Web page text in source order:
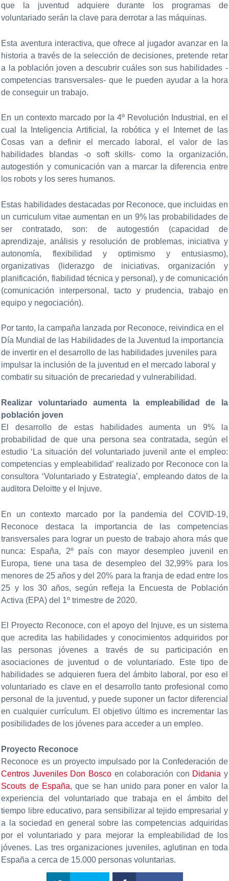
que la juventud adquiere durante los programas de
voluntariado serán la clave para derrotar a las máquinas.
Esta aventura interactiva, que ofrece al jugador avanzar en la
historia a través de la selección de decisiones, pretende retar
a la población joven a descubrir cuáles son sus habilidades -
competencias transversales- que le pueden ayudar a la hora
de conseguir un trabajo.
En un contexto marcado por la 4º Revolución Industrial, en el
cual la Inteligencia Artificial, la robótica y el Internet de las
Cosas van a definir el mercado laboral, el valor de las
habilidades blandas -o soft skills- como la organización,
autogestión y comunicación van a marcar la diferencia entre
los robots y los seres humanos.
Estas habilidades destacadas por Reconoce, que incluidas en
un curriculum vitae aumentan en un 9% las probabilidades de
ser contratado, son: de autogestión (capacidad de
aprendizaje, análisis y resolución de problemas, iniciativa y
autonomía, flexibilidad y optimismo y entusiasmo),
organizativas (liderazgo de iniciativas, organización y
planificación, fiabilidad técnica y personal), y de comunicación
(comunicación interpersonal, tacto y prudencia, trabajo en
equipo y negociación).
Por tanto, la campaña lanzada por Reconoce, reivindica en el
Día Mundial de las Habilidades de la Juventud la importancia
de invertir en el desarrollo de las habilidades juveniles para
impulsar la inclusión de la juventud en el mercado laboral y
combatir su situación de precariedad y vulnerabilidad.
Realizar voluntariado aumenta la empleabilidad de la
población joven
El desarrollo de estas habilidades aumenta un 9% la
probabilidad de que una persona sea contratada, según el
estudio ‘La situación del voluntariado juvenil ante el empleo:
competencias y empleabilidad’ realizado por Reconoce con la
consultora ‘Voluntariado y Estrategia’, empleando datos de la
auditora Deloitte y el Injuve.
En un contexto marcado por la pandemia del COVID-19,
Reconoce destaca la importancia de las competencias
transversales para lograr un puesto de trabajo ahora más que
nunca: España, 2º país con mayor desempleo juvenil en
Europa, tiene una tasa de desempleo del 32,99% para los
menores de 25 años y del 20% para la franja de edad entre los
25 y los 30 años, según refleja la Encuesta de Población
Activa (EPA) del 1º trimestre de 2020.
El Proyecto Reconoce, con el apoyo del Injuve, es un sistema
que acredita las habilidades y conocimientos adquiridos por
las personas jóvenes a través de su participación en
asociaciones de juventud o de voluntariado. Este tipo de
habilidades se adquieren fuera del ámbito laboral, por eso el
voluntariado es clave en el desarrollo tanto profesional como
personal de la juventud, y puede suponer un factor diferencial
en cualquier currículum. El objetivo último es incrementar las
posibilidades de los jóvenes para acceder a un empleo.
Proyecto Reconoce
Reconoce es un proyecto impulsado por la Confederación de
Centros Juveniles Don Boscoen colaboración con Didania y
Scouts de España, que se han unido para poner en valor la
experiencia del voluntariado que trabaja en el ámbito del
tiempo libre educativo, para sensibilizar al tejido empresarial y
a la sociedad en general sobre las competencias adquiridas
por el voluntariado y para mejorar la empleabilidad de los
jóvenes. Las tres organizaciones juveniles, aglutinan en toda
España a cerca de 15.000 personas voluntarias.